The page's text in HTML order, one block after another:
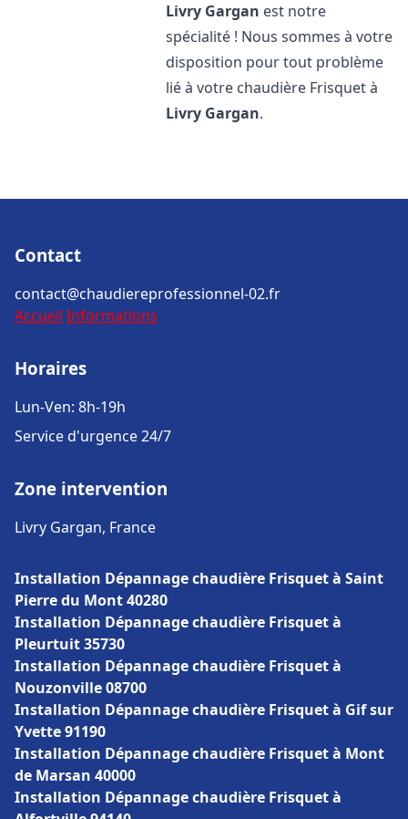
Livry Gargan est notre
spécialité ! Nous sommes à votre
disposition pour tout problème
lié à votre chaudière Frisquet à
Livry Gargan.
Contact
contact@chaudiereprofessionnel-02.fr
Accueil Informations
Horaires
Lun-Ven: 8h-19h
Service d'urgence 24/7
Zone intervention
Livry Gargan, France
Installation Dépannage chaudière Frisquet à Saint
Pierre du Mont 40280
Installation Dépannage chaudière Frisquet à
Pleurtuit 35730
Installation Dépannage chaudière Frisquet à
Nouzonville 08700
Installation Dépannage chaudière Frisquet à Gif sur
Yvette 91190
Installation Dépannage chaudière Frisquet à Mont
de Marsan 40000
Installation Dépannage chaudière Frisquet à